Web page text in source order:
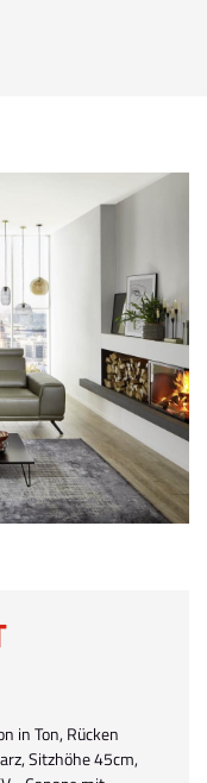
in Ton, Rücken
Sitzhöhe 45cm,